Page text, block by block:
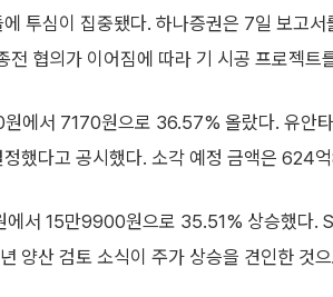
투심이 집중됐다. 하나증권은 7일 보고
전 협의가 이어짐에 따라 기 시공 프로젝
에서 7170원으로 36.57% 올랐다. 유안
정했다고 공시했다. 소각 예정 금액은 624
서 15만9900원으로 35.51% 상승했다.
양산 검토 소식이 주가 상승을 견인한 것